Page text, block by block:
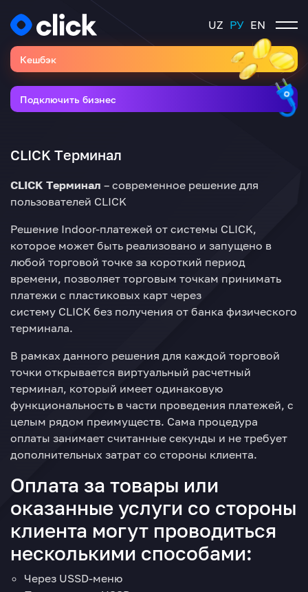
UZ РУ EN
Кешбэк
Подключить бизнес
CLICK Tерминал
CLICK Tерминал – современное решение для
пользователей CLICK
Решение Indoor-платежей от системы CLICK,
которое может быть реализовано и запущено в
любой торговой точке за короткий период
времени, позволяет торговым точкам принимать
платежи с пластиковых карт через
систему CLICK без получения от банка физического
терминала.
В рамках данного решения для каждой торговой
точки открывается виртуальный расчетный
терминал, который имеет одинаковую
функциональность в части проведения платежей, с
целым рядом преимуществ. Сама процедура
оплаты занимает считанные секунды и не требует
дополнительных затрат со стороны клиента.
Оплата за товары или
оказанные услуги со стороны
клиента могут проводиться
несколькими способами:
Через USSD-меню